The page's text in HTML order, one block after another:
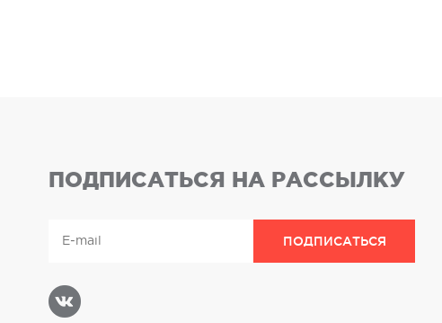
ПОДПИСАТЬСЯ НА РАССЫЛКУ